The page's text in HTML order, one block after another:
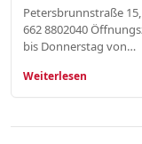
Petersbrunnstraße
662 8802040
bis Donnerstag von…
Weiterlesen